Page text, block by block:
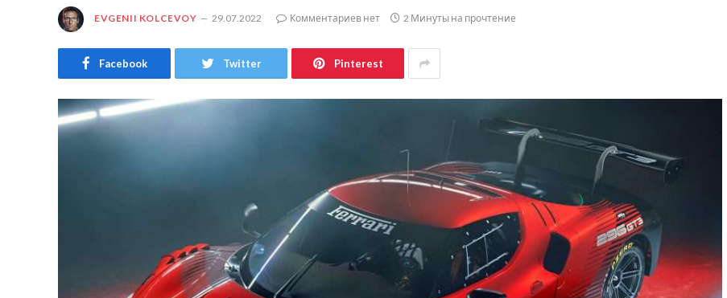
EVGENII KOLCEVOY 29.07.2022 Комментариев нет 2 Минуты на прочтение
Facebook Twitter Pinterest